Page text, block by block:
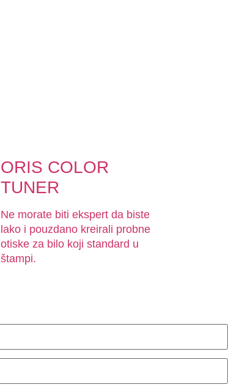
ORIS COLOR
TUNER
Ne morate biti ekspert da biste
lako i pouzdano kreirali probne
otiske za bilo koji standard u
štampi.